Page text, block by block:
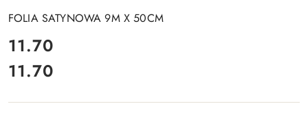
FOLIA SATYNOWA 9M X 50CM
cena:
11.70
Cena:
11.70